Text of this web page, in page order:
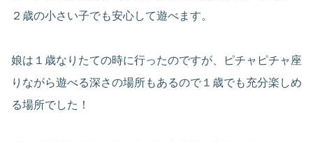
２歳の小さい子でも安心して遊べます。
娘は１歳なりたての時に行ったのですが、ピチャピチャ座
りながら遊べる深さの場所もあるので１歳でも充分楽しめ
る場所でした！